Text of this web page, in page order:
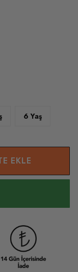
6 Yaş
EKLE